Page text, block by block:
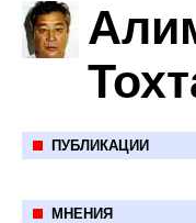
ПУБЛИКАЦИИ
МНЕНИЯ